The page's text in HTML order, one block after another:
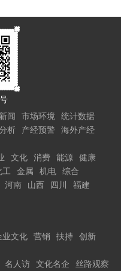
闻 市场环境
统计数据
析 产经预警
海外产经
文化 消费 能源
健康
工 金属 机电
综合
河南 山西 四川
福建
业文化 营销 扶持
创新
名人访 文化名企 丝路观察